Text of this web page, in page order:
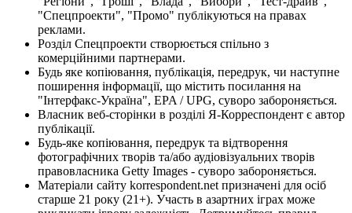
"Спецпроекти", "Промо" публікуються на правах
реклами.
Розділ Спецпроекти створюється спільно з
комерційними партнерами.
Будь яке копіювання, публікація, передрук, чи наступне
поширення інформації, що містить посилання на
"Інтерфакс-Україна", EPA / UPG, суворо забороняється.
Власник веб-сторінки в розділі Я-Корреспондент є автор
публікації.
Будь-яке копіювання, передрук та відтворення
фотографічних творів та/або аудіовізуальних творів
правовласника Getty Images - суворо забороняється.
Матеріали сайту korrespondent.net призначені для осіб
старше 21 року (21+). Участь в азартних іграх може